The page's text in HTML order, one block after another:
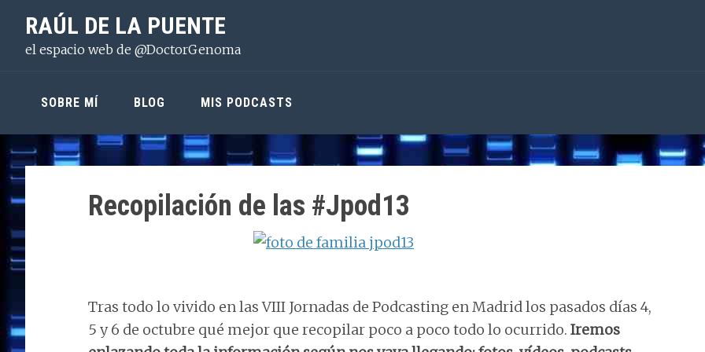
principal
contenido
lateral
RAÚL DE LA PUENTE
el espacio web de @DoctorGenoma
SOBRE MÍ BLOG MIS PODCASTS
Recopilación de las #Jpod13
Tras todo lo vivido en las VIII Jornadas de Podcasting en Madrid los pasados días 4,
5 y 6 de octubre qué mejor que recopilar poco a poco todo lo ocurrido. Iremos